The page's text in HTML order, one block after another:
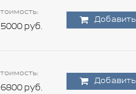
руб.
Добавить
руб.
Добавить